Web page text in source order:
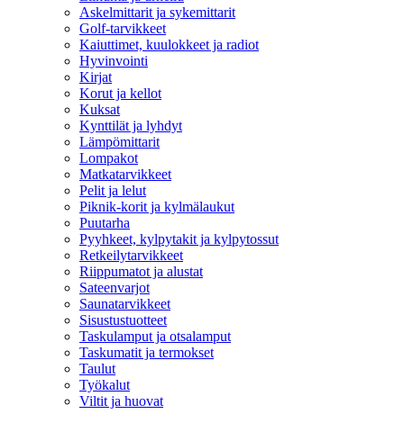
Askelmittarit ja sykemittarit
Golf-tarvikkeet
Kaiuttimet, kuulokkeet ja radiot
Hyvinvointi
Kirjat
Korut ja kellot
Kuksat
Kynttilät ja lyhdyt
Lämpömittarit
Lompakot
Matkatarvikkeet
Pelit ja lelut
Piknik-korit ja kylmälaukut
Puutarha
Pyyhkeet, kylpytakit ja kylpytossut
Retkeilytarvikkeet
Riippumatot ja alustat
Sateenvarjot
Saunatarvikkeet
Sisustustuotteet
Taskulamput ja otsalamput
Taskumatit ja termokset
Taulut
Työkalut
Viltit ja huovat